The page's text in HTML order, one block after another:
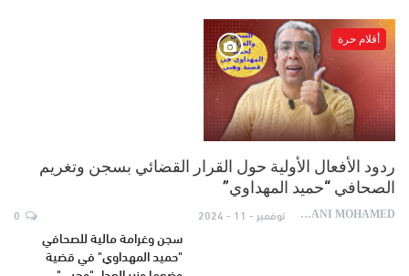
أقلام حرة
ردود الأفعال الأولية حول القرار القضائي بسجن وتغريم
الصحافي “حميد المهداوي”
AYDANI MOHAMED نوفمبر - 11 - 2024
سجن وغرامة مالية للصحافي
"حميد المهداوي" في قضية